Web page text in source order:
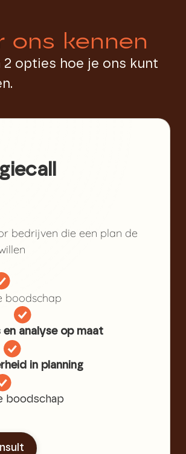
ons kennen
2 opties hoe je ons kunt
bedrijven die een plan de
boodschap
en analyse op maat
in planning
boodschap